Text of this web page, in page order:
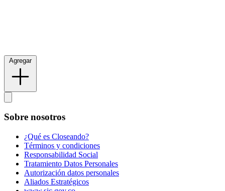
Agregar
Sobre nosotros
¿Qué es Closeando?
Términos y condiciones
Responsabilidad Social
Tratamiento Datos Personales
Autorización datos personales
Aliados Estratégicos